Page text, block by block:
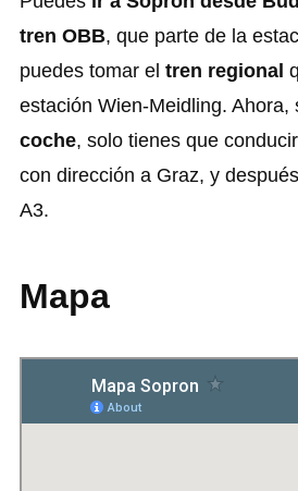
tren OBB, que parte de la
puedes tomar el tren regional
estación Wien-Meidling. Ahora,
coche, solo tienes que
con dirección a Graz, y
A3.
Mapa